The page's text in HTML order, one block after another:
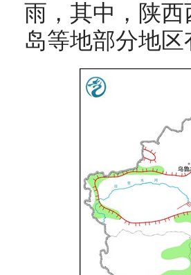
雨，其中，陕
岛等地部分地区